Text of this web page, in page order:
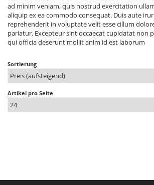
ad minim veniam, quis nostrud exercitation
aliquip ex ea commodo consequat. Duis aute
reprehenderit in voluptate velit esse cillum
pariatur. Excepteur sint occaecat cupidatat non
qui officia deserunt mollit anim id est laborum
Sortierung
Artikel pro Seite